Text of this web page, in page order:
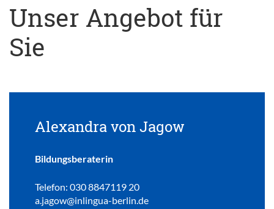
Unser Angebot für
Sie
Alexandra von Jagow
Bildungsberaterin
Telefon: 030 8847119 20
a.jagow@inlingua-berlin.de